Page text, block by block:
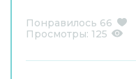
Понравилось 66
Просмотры: 125